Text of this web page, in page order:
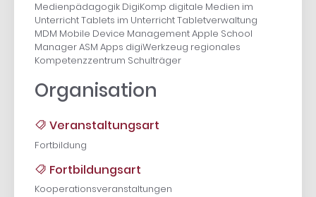
Medienpädagogik DigiKomp digitale Medien im
Unterricht Tablets im Unterricht Tabletverwaltung
MDM Mobile Device Management Apple School
Manager ASM Apps digiWerkzeug regionales
Kompetenzzentrum Schulträger
Organisation
Veranstaltungsart
Fortbildung
Fortbildungsart
Kooperationsveranstaltungen